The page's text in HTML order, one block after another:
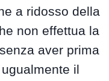
a ridosso della
non effettua la
aver prima
il